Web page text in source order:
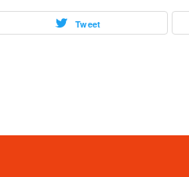
Tweet